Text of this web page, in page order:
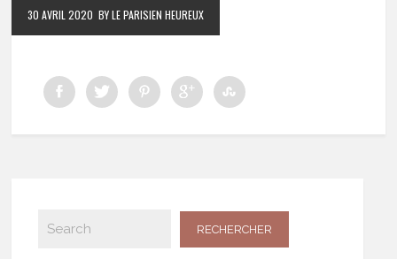
30 AVRIL 2020 BY LE PARISIEN HEUREUX